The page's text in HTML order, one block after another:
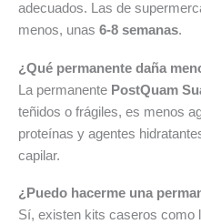
adecuados. Las de
menos, unas 6-8 semanas.
¿Qué permanente daña
La permanente PostQuam
teñidos o frágiles, es menos
proteínas y agentes
capilar.
¿Puedo hacerme una
Sí, existen kits caseros como